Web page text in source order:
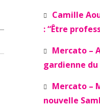
Camille
: “Être
Mercato –
gardienne du
Mercato –
nouvelle